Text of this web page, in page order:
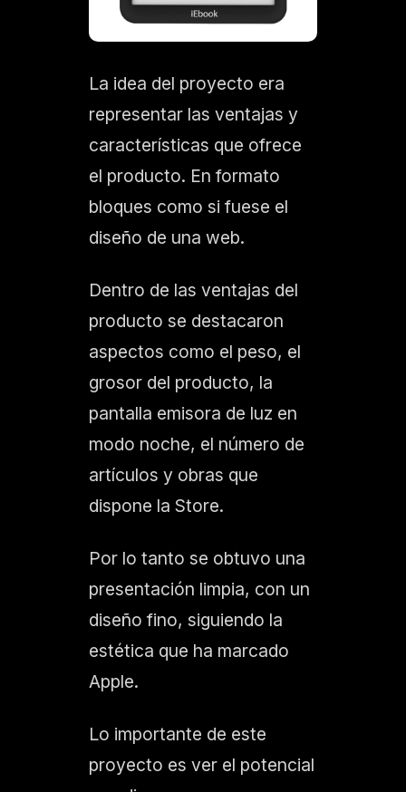
La idea del proyecto era
representar las ventajas y
características que ofrece
el producto. En formato
bloques como si fuese el
diseño de una web.
Dentro de las ventajas del
producto se destacaron
aspectos como el peso, el
grosor del producto, la
pantalla emisora de luz en
modo noche, el número de
artículos y obras que
dispone la Store.
Por lo tanto se obtuvo una
presentación limpia, con un
diseño fino, siguiendo la
estética que ha marcado
Apple.
Lo importante de este
proyecto es ver el potencial